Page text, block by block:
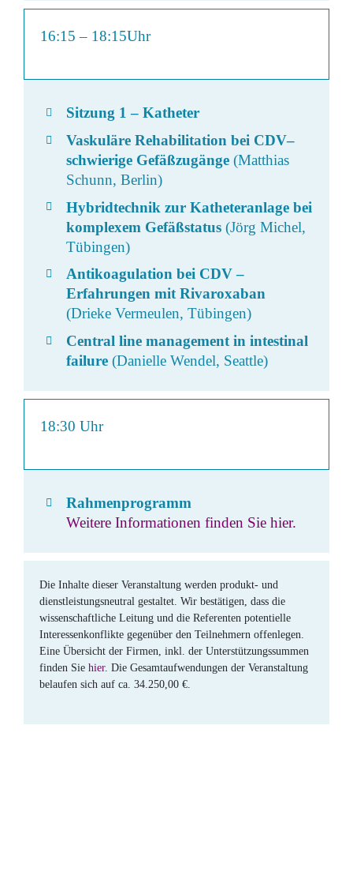
16:15– 18:15Uhr
Sitzung 1 – Katheter
Vaskuläre Rehabilitation bei CDV–
schwierige Gefäßzugänge (Matthias
Schunn, Berlin)
Hybridtechnik zur Katheteranlage bei
komplexem Gefäßstatus (Jörg Michel,
Tübingen)
Antikoagulation bei CDV –
Erfahrungen mit Rivaroxaban
(Drieke Vermeulen, Tübingen)
Central line management in intestinal
failure (Danielle Wendel, Seattle)
18:30 Uhr
Rahmenprogramm
Weitere Informationen finden Sie hier.
Die Inhalte dieser Veranstaltung werden produkt- und
dienstleistungsneutral gestaltet. Wir bestätigen, dass die
wissenschaftliche Leitung und die Referenten potentielle
Interessenkonflikte gegenüber den Teilnehmern offenlegen.
Eine Übersicht der Firmen, inkl. der Unterstützungssummen
finden Sie hier. Die Gesamtaufwendungen der Veranstaltung
belaufen sich auf ca. 34.250,00 €.